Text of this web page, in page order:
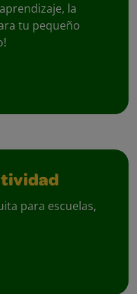
la
tu pequeño
para escuelas,